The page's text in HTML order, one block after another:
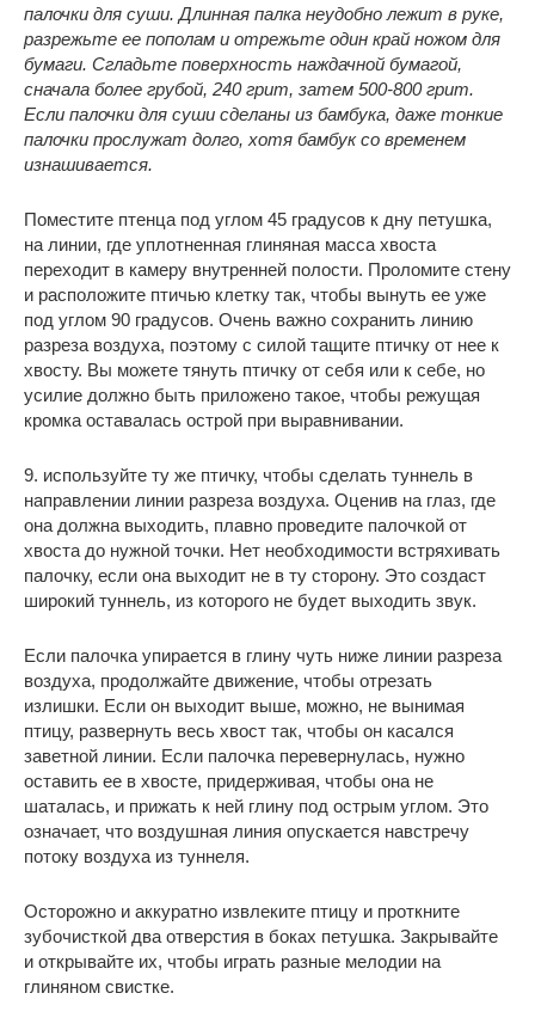
палочки для суши. Длинная палка неудобно лежит в руке,
разрежьте ее пополам и отрежьте один край ножом для
бумаги. Сгладьте поверхность наждачной бумагой,
сначала более грубой, 240 грит, затем 500-800 грит.
Если палочки для суши сделаны из бамбука, даже тонкие
палочки прослужат долго, хотя бамбук со временем
изнашивается.
Поместите птенца под углом 45 градусов к дну петушка,
на линии, где уплотненная глиняная масса хвоста
переходит в камеру внутренней полости. Проломите стену
и расположите птичью клетку так, чтобы вынуть ее уже
под углом 90 градусов. Очень важно сохранить линию
разреза воздуха, поэтому с силой тащите птичку от нее к
хвосту. Вы можете тянуть птичку от себя или к себе, но
усилие должно быть приложено такое, чтобы режущая
кромка оставалась острой при выравнивании.
9. используйте ту же птичку, чтобы сделать туннель в
направлении линии разреза воздуха. Оценив на глаз, где
она должна выходить, плавно проведите палочкой от
хвоста до нужной точки. Нет необходимости встряхивать
палочку, если она выходит не в ту сторону. Это создаст
широкий туннель, из которого не будет выходить звук.
Если палочка упирается в глину чуть ниже линии разреза
воздуха, продолжайте движение, чтобы отрезать
излишки. Если он выходит выше, можно, не вынимая
птицу, развернуть весь хвост так, чтобы он касался
заветной линии. Если палочка перевернулась, нужно
оставить ее в хвосте, придерживая, чтобы она не
шаталась, и прижать к ней глину под острым углом. Это
означает, что воздушная линия опускается навстречу
потоку воздуха из туннеля.
Осторожно и аккуратно извлеките птицу и проткните
зубочисткой два отверстия в боках петушка. Закрывайте
и открывайте их, чтобы играть разные мелодии на
глиняном свистке.